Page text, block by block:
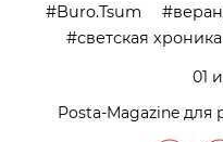
Buro.Tsum
светская хроника
01
Posta-Magazine для